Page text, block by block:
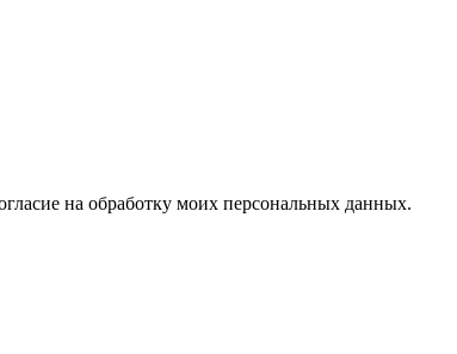
на обработку моих персональных данных.